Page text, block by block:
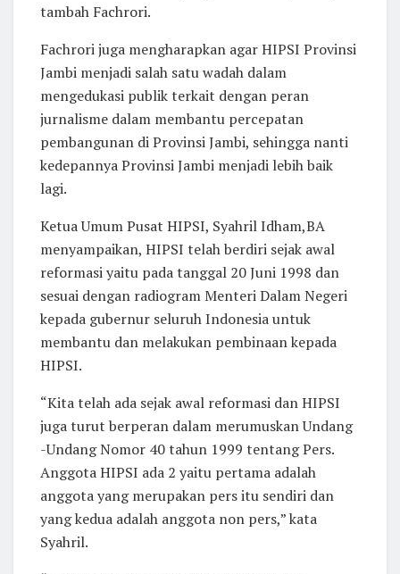
tambah Fachrori.
Fachrori juga mengharapkan agar HIPSI Provinsi
Jambi menjadi salah satu wadah dalam
mengedukasi publik terkait dengan peran
jurnalisme dalam membantu percepatan
pembangunan di Provinsi Jambi, sehingga nanti
kedepannya Provinsi Jambi menjadi lebih baik
lagi.
Ketua Umum Pusat HIPSI, Syahril Idham,BA
menyampaikan, HIPSI telah berdiri sejak awal
reformasi yaitu pada tanggal 20 Juni 1998 dan
sesuai dengan radiogram Menteri Dalam Negeri
kepada gubernur seluruh Indonesia untuk
membantu dan melakukan pembinaan kepada
HIPSI.
“Kita telah ada sejak awal reformasi dan HIPSI
juga turut berperan dalam merumuskan Undang
-Undang Nomor 40 tahun 1999 tentang Pers.
Anggota HIPSI ada 2 yaitu pertama adalah
anggota yang merupakan pers itu sendiri dan
yang kedua adalah anggota non pers,” kata
Syahril.